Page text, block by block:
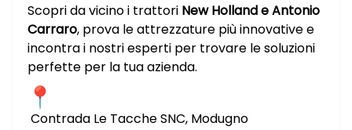
Scopri da vicino i trattori New Holland e Antonio
Carraro, prova le attrezzature più innovative e
incontra i nostri esperti per trovare le soluzioni
perfette per la tua azienda.
Contrada Le Tacche SNC, Modugno